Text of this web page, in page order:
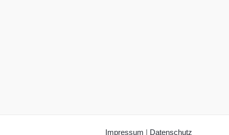
Impressum | Datenschutz